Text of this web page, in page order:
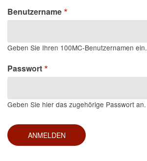
Benutzername
Geben Sie Ihren 100MC-Benutzernamen ein.
Passwort
Geben Sie hier das zugehörige Passwort an.